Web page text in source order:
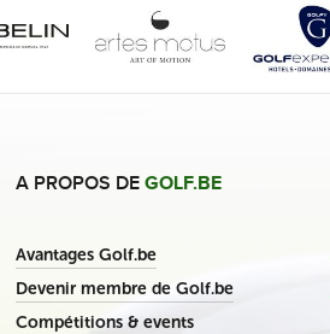
A PROPOS DE GOLF.BE
Avantages Golf.be
Devenir membre de Golf.be
Compétitions & events